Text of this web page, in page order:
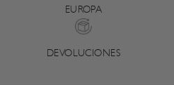
EUROPA
DEVOLUCIONES